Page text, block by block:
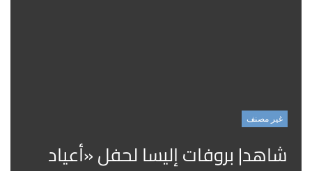
غير مصنف
شاهد| بروفات إليسا لحفل «أعياد